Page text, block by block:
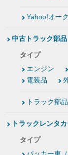
Yahoo!オー
中古トラック部品
タイプ
エンジン
電装品
トラック部
トラックレンタ
タイプ